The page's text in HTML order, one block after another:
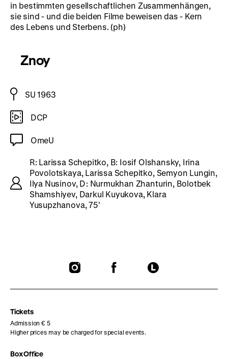
in bestimmten gesellschaftlichen Zusammenhängen,
sie sind - und die beiden Filme beweisen das - Kern
des Lebens und Sterbens. (ph)
Znoy
SU 1963
DCP
OmeU
R: Larissa Schepitko, B: Iosif Olshansky, Irina
Povolotskaya, Larissa Schepitko, Semyon Lungin,
Ilya Nusinov, D: Nurmukhan Zhanturin, Bolotbek
Shamshiyev, Darkul Kuyukova, Klara
Yusupzhanova, 75’
To
To
To
Tickets
Admission € 5
Higher prices may be charged for special events.
Box Office